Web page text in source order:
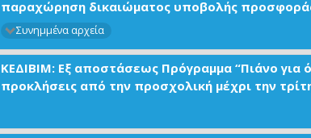
παραχώρηση δικαιώματος υποβολής
Συνημμένα αρχεία
ΚΕΔΙΒΙΜ: Εξ αποστάσεως Πρόγραμμα “Πιάνο για
προκλήσεις από την προσχολική μέχρι την